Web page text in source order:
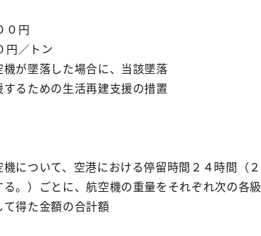
円
／トン
が墜落した場合に、当該墜落
るための生活再建支援の措置
について、空港における停留時間２４時間（２
。）ごとに、航空機の重量をそれぞれ次の各級
得た金額の合計額